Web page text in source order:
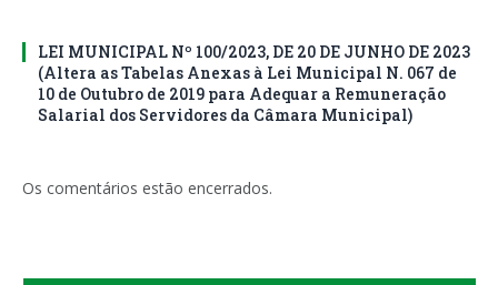
LEI MUNICIPAL Nº 100/2023, DE 20 DE JUNHO DE 2023
(Altera as Tabelas Anexas à Lei Municipal N. 067 de
10 de Outubro de 2019 para Adequar a Remuneração
Salarial dos Servidores da Câmara Municipal)
Os comentários estão encerrados.